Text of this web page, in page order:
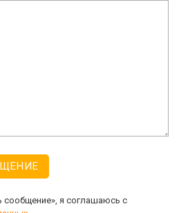
сообщение», я соглашаюсь с